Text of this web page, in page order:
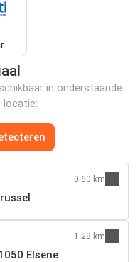
in onderstaande
locatie:
0.60 km
Elsene
1.28 km